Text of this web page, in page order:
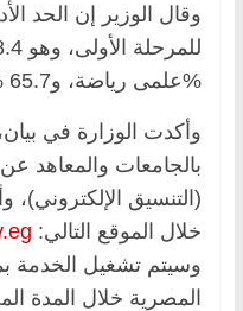
وقال الوزير إن الحد
%علمى رياضة، و65.7 % للشعبة الأدبية.
وأكدت الوزارة في
بالجامعات والمعاهد
(التنسيق
خلال الموقع التالي:
وسيتم تشغيل الخدمة
المصرية خلال المدة